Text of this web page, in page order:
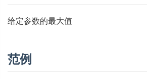
给定参数的最大值
范例